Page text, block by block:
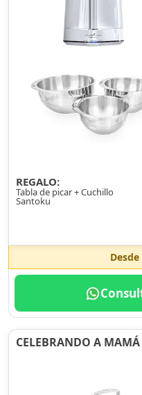
REGALO:
Tabla de picar + Cuchillo
Santoku
Desde
CELEBRANDO A